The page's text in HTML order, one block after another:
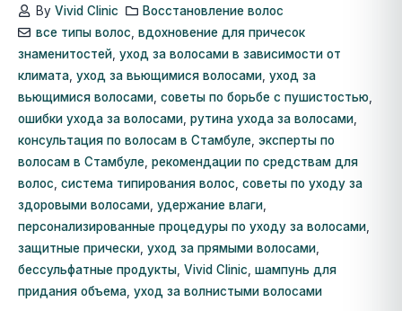
By Vivid Clinic
Восстановление волос
все типы волос вдохновение для причесок
знаменитостей уход за волосами в зависимости от
климата уход за вьющимися волосами уход за
вьющимися волосами советы по борьбе с пушистостью
ошибки ухода за волосами рутина ухода за волосами
консультация по волосам в Стамбуле эксперты по
волосам в Стамбуле рекомендации по средствам для
волос система типирования волос советы по уходу за
здоровыми волосами удержание влаги
персонализированные процедуры по уходу за волосами
защитные прически уход за прямыми волосами
бессульфатные продукты Vivid Clinic шампунь для
придания объема уход за волнистыми волосами